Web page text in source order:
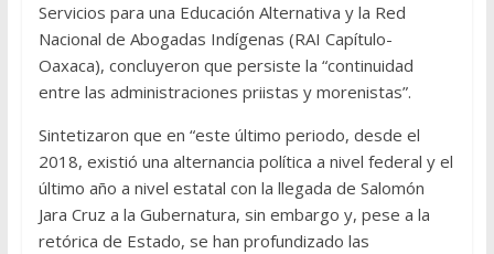
Servicios para una Educación Alternativa y la Red
Nacional de Abogadas Indígenas (RAI Capítulo-
Oaxaca), concluyeron que persiste la “continuidad
entre las administraciones priistas y morenistas”.
Sintetizaron que en “este último periodo, desde el
2018, existió una alternancia política a nivel federal y el
último año a nivel estatal con la llegada de Salomón
Jara Cruz a la Gubernatura, sin embargo y, pese a la
retórica de Estado, se han profundizado las